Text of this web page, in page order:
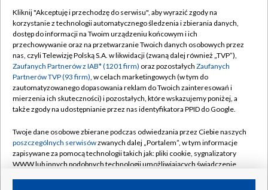
TVP
Abonament TVP
Emisja w TVP
Centrum informacji TVP
Naziemna Telewizja Cyfrowa
Rada Programowa
System NOS
Informacje o nadawcy
Regulamin TVP
Polityka prywatności
Moje zgody
Pomoc
Kontakt
Kanały
Kliknij "Akceptuję i przechodzę do serwisu", aby wyrazić zgody na
korzystanie z technologii automatycznego śledzenia i zbierania danych,
dostęp do informacji na Twoim urządzeniu końcowym i ich
przechowywanie oraz na przetwarzanie Twoich danych osobowych przez
nas, czyli Telewizję Polską S.A. w likwidacji (zwaną dalej również „TVP”),
Zaufanych Partnerów z IAB* (1201 firm) oraz pozostałych Zaufanych
Partnerów TVP (93 firm), w celach marketingowych (w tym do
zautomatyzowanego dopasowania reklam do Twoich zainteresowań i
mierzenia ich skuteczności) i pozostałych, które wskazujemy poniżej, a
także zgody na udostępnianie przez nas identyfikatora PPID do Google.
Twoje dane osobowe zbierane podczas odwiedzania przez Ciebie naszych
poszczególnych serwisówzwanych dalej „Portalem”, w tym informacje
zapisywane za pomocą technologii takich jak: pliki cookie, sygnalizatory
WWW lub innych podobnych technologii umożliwiających świadczenie